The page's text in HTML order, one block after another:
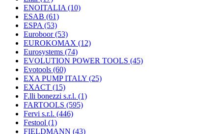
ENOITALIA (10)
ESAB (61)
ESPA (53)
Euroboor(53)
EUROKOMAX (12)
Eurosystems (74)
EVOLUTION POWER TOOLS (45)
Evotools (60)
EXA PUMP ITALY (25)
EXACT (15)
F.lli bonezzi s.r.l. (1)
FARTOOLS (595)
Fervi s.r.l. (446)
Festool (1)
FIELDMANN (43)